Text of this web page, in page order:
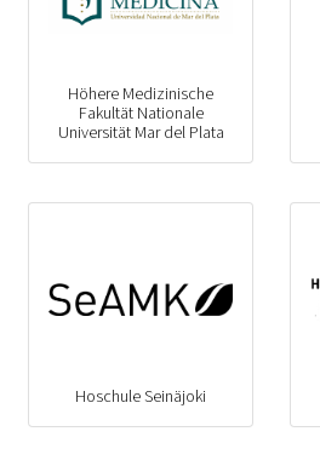
Höhere Medizinische
Fakultät Nationale
Universität Mar del Plata
Hoschule Seinäjoki